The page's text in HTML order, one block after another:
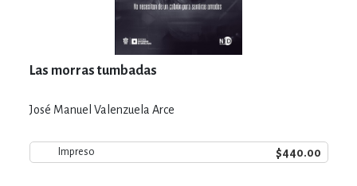
Las morras tumbadas
José Manuel Valenzuela Arce
Impreso $440.00